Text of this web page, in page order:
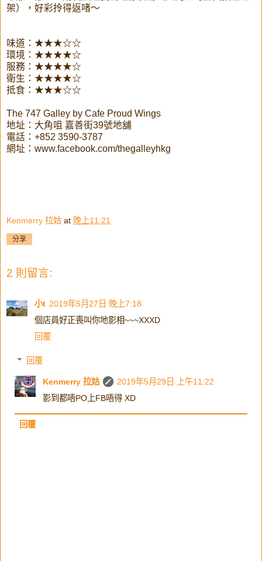
架），好彩拎得返啫～
味道：★★★☆☆
環境：★★★★☆
服務：★★★★☆
衛生：★★★★☆
抵食：★★★☆☆
The 747 Galley by Cafe Proud Wings
地址：大角咀 嘉善街39號地舖
電話：+852 3590-3787
網址：www.facebook.com/thegalleyhkg
Kenmerry 拉姑 at 晚上11:21
分享
2 則留言:
小t 2019年5月27日 晚上7:18
個店員好正喪叫你地影相~~~XXXD
回覆
回覆
Kenmerry 拉姑
2019年5月29日 上午11:22
影到都唔PO上FB唔得 XD
回覆